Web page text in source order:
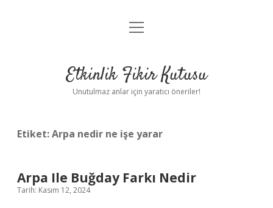
Anasayfa
Yasal Uyarı
menüyü
Etkinlik Fikir Kutusu
Unutulmaz anlar için yaratıcı öneriler!
Etiket:Arpa nedir ne işe yarar
Arpa Ile Buğday Farkı Nedir
Tarih: Kasım 12, 2024